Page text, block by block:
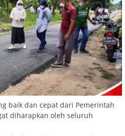
baik dan cepat dari Pemerintah
diharapkan oleh seluruh